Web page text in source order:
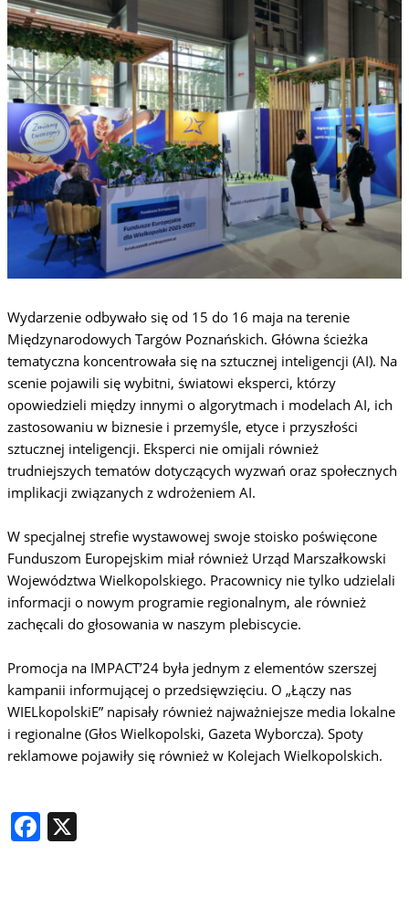
Wydarzenie odbywało się od 15 do 16 maja na terenie
Międzynarodowych Targów Poznańskich. Główna ścieżka
tematyczna koncentrowała się na sztucznej inteligencji (AI). Na
scenie pojawili się wybitni, światowi eksperci, którzy
opowiedzieli między innymi o algorytmach i modelach AI, ich
zastosowaniu w biznesie i przemyśle, etyce i przyszłości
sztucznej inteligencji. Eksperci nie omijali również
trudniejszych tematów dotyczących wyzwań oraz społecznych
implikacji związanych z wdrożeniem AI.
W specjalnej strefie wystawowej swoje stoisko poświęcone
Funduszom Europejskim miał również Urząd Marszałkowski
Województwa Wielkopolskiego. Pracownicy nie tylko udzielali
informacji o nowym programie regionalnym, ale również
zachęcali do głosowania w naszym plebiscycie.
Promocja na IMPACT’24 była jednym z elementów szerszej
kampanii informującej o przedsięwzięciu. O „Łączy nas
WIELkopolskiE” napisały również najważniejsze media lokalne
i regionalne (Głos Wielkopolski, Gazeta Wyborcza). Spoty
reklamowe pojawiły się również w Kolejach Wielkopolskich.
Facebook